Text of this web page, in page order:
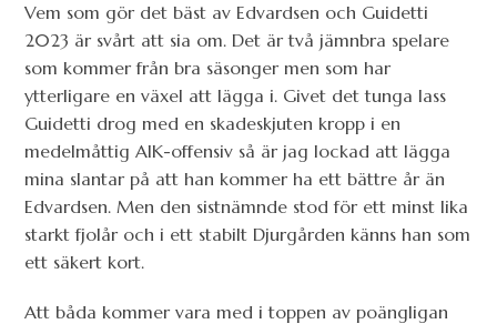
Vem som gör det bäst av Edvardsen och Guidetti
2023 är svårt att sia om. Det är två jämnbra spelare
som kommer från bra säsonger men som har
ytterligare en växel att lägga i. Givet det tunga lass
Guidetti drog med en skadeskjuten kropp i en
medelmåttig AIK-offensiv så är jag lockad att lägga
mina slantar på att han kommer ha ett bättre år än
Edvardsen. Men den sistnämnde stod för ett minst lika
starkt fjolår och i ett stabilt Djurgården känns han som
ett säkert kort.
Att båda kommer vara med i toppen av poängligan